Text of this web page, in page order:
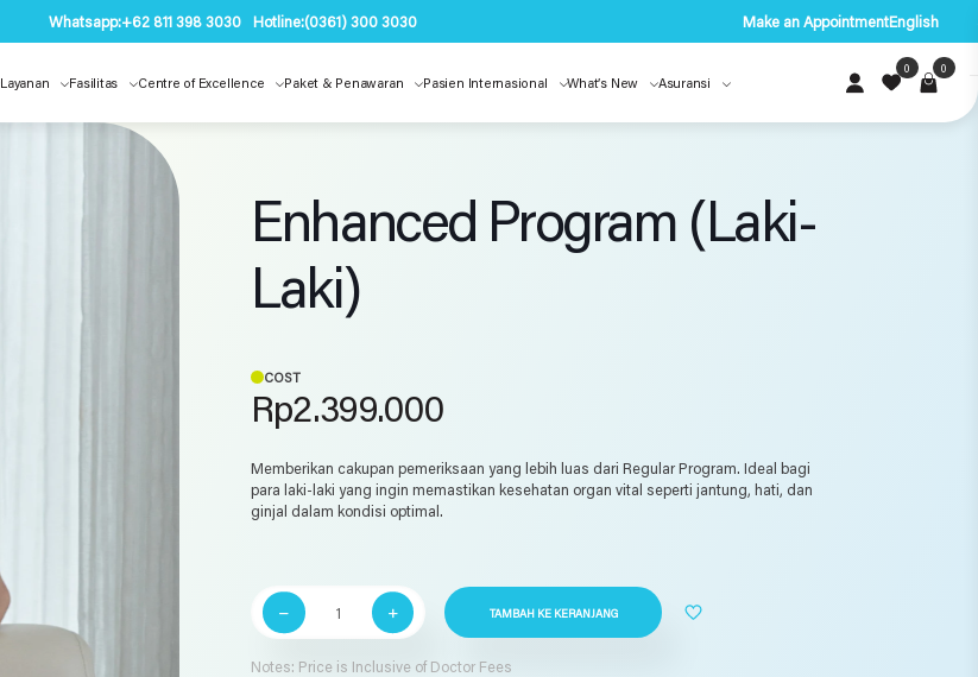
Whatsapp:+62 811 398 3030 Hotline:(0361) 300 3030 Make an AppointmentEnglish
Layanan Fasilitas Centre of Excellence Paket & Penawaran Pasien Internasional What’s New Asuransi
0 0
Enhanced Program (Laki-
Laki)
Memberikan cakupan pemeriksaan yang lebih luas dari Regular Program. Ideal bagi
para laki-laki yang ingin memastikan kesehatan organ vital seperti jantung, hati, dan
ginjal dalam kondisi optimal.
COST
Rp2.399.000
Kuantitas
Enhanced
Program
(Laki-
TAMBAH KE KERANJANG
Notes: Price is Inclusive of Doctor Fees